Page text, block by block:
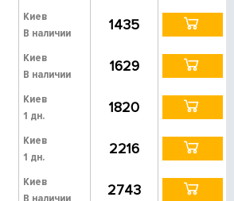
Киев
В наличии
1435
Киев
В наличии
1629
Киев
1 дн.
1820
Киев
1 дн.
2216
Киев
2743